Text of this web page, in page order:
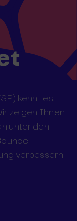
kennt es,
zeigen Ihnen
unter den
verbessern